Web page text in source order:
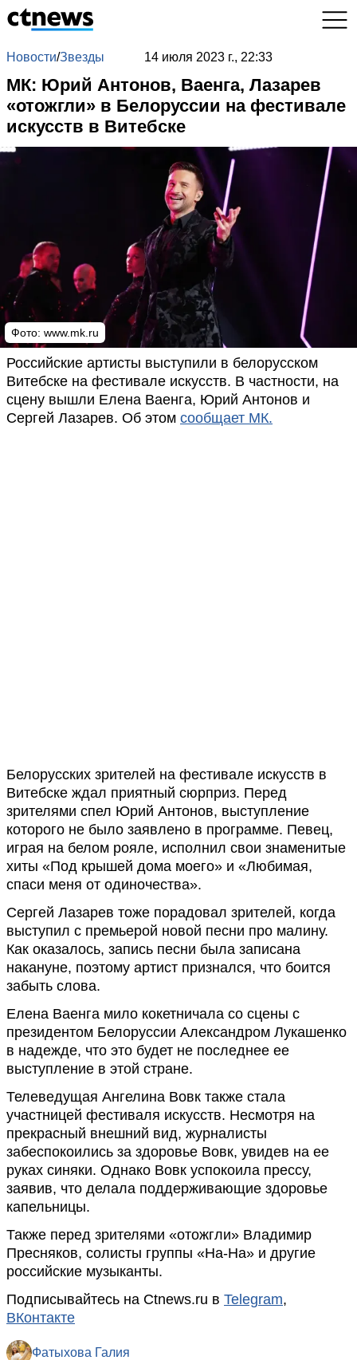
Новости/Звезды 14 июля 2023 г., 22:33
МК: Юрий Антонов, Ваенга, Лазарев
«отожгли» в Белоруссии на фестивале
искусств в Витебске
Фото: www.mk.ru
Российские артисты выступили в белорусском
Витебске на фестивале искусств. В частности, на
сцену вышли Елена Ваенга, Юрий Антонов и
Сергей Лазарев. Об этом сообщает МК.
Белорусских зрителей на фестивале искусств в
Витебске ждал приятный сюрприз. Перед
зрителями спел Юрий Антонов, выступление
которого не было заявлено в программе. Певец,
играя на белом рояле, исполнил свои знаменитые
хиты «Под крышей дома моего» и «Любимая,
спаси меня от одиночества».
Сергей Лазарев тоже порадовал зрителей, когда
выступил с премьерой новой песни про малину.
Как оказалось, запись песни была записана
накануне, поэтому артист признался, что боится
забыть слова.
Елена Ваенга мило кокетничала со сцены с
президентом Белоруссии Александром Лукашенко
в надежде, что это будет не последнее ее
выступление в этой стране.
Телеведущая Ангелина Вовк также стала
участницей фестиваля искусств. Несмотря на
прекрасный внешний вид, журналисты
забеспокоились за здоровье Вовк, увидев на ее
руках синяки. Однако Вовк успокоила прессу,
заявив, что делала поддерживающие здоровье
капельницы.
Также перед зрителями «отожгли» Владимир
Пресняков, солисты группы «На-На» и другие
российские музыканты.
Подписывайтесь на Ctnews.ru в Telegram,
ВКонтакте
Фатыхова Галия